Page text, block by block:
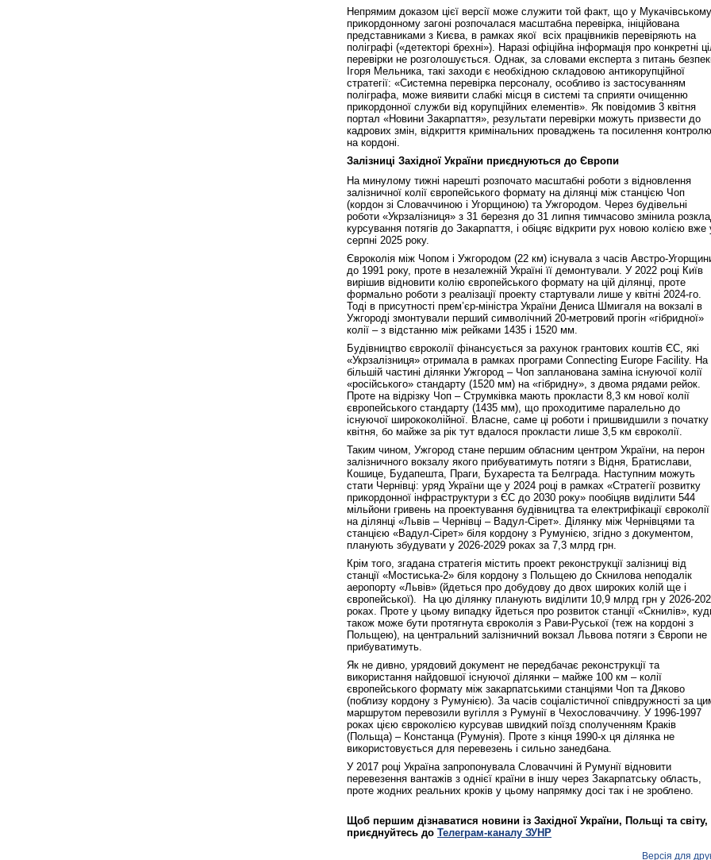
Непрямим доказом цієї версії може служити той факт, що у Мукачівському
прикордонному загоні розпочалася масштабна перевірка, ініційована
представниками з Києва, в рамках якої всіх працівників перевіряють на
поліграфі («детекторі брехні»). Наразі офіційна інформація про конкретні
перевірки не розголошується. Однак, за словами експерта з питань
Ігоря Мельника, такі заходи є необхідною складовою антикорупційної
стратегії: «Системна перевірка персоналу, особливо із застосуванням
поліграфа, може виявити слабкі місця в системі та сприяти очищенню
прикордонної служби від корупційних елементів». Як повідомив 3 квітня
портал «Новини Закарпаття», результати перевірки можуть призвести до
кадрових змін, відкриття кримінальних проваджень та посилення контролю
на кордоні.
Залізниці Західної України приєднуються до Європи
На минулому тижні нарешті розпочато масштабні роботи з відновлення
залізничної колії європейського формату на ділянці між станцією Чоп
(кордон зі Словаччиною і Угорщиною) та Ужгородом. Через будівельні
роботи «Укрзалізниця» з 31 березня до 31 липня тимчасово змінила
курсування потягів до Закарпаття, і обіцяє відкрити рух новою колією вже
серпні 2025 року.
Євроколія між Чопом і Ужгородом (22 км) існувала з часів Австро-
до 1991 року, проте в незалежній Україні її демонтували. У 2022 році Київ
вирішив відновити колію європейського формату на цій ділянці, проте
формально роботи з реалізації проекту стартували лише у квітні 2024-го.
Тоді в присутності прем’єр-міністра України Дениса Шмигаля на вокзалі в
Ужгороді змонтували перший символічний 20-метровий прогін «гібридної»
колії – з відстанню між рейками 1435 і 1520 мм.
Будівництво євроколії фінансується за рахунок грантових коштів ЄС, які
«Укрзалізниця» отримала в рамках програми Connecting Europe Facility. На
більшій частині ділянки Ужгород – Чоп запланована заміна існуючої колії
«російського» стандарту (1520 мм) на «гібридну», з двома рядами рейок.
Проте на відрізку Чоп – Струмківка мають прокласти 8,3 км нової колії
європейського стандарту (1435 мм), що проходитиме паралельно до
існуючої ширококолійної. Власне, саме ці роботи і пришвидшили з початку
квітня, бо майже за рік тут вдалося прокласти лише 3,5 км євроколії.
Таким чином, Ужгород стане першим обласним центром України, на перон
залізничного вокзалу якого прибуватимуть потяги з Відня, Братислави,
Кошице, Будапешта, Праги, Бухареста та Белграда. Наступним можуть
стати Чернівці: уряд України ще у 2024 році в рамках «Стратегії розвитку
прикордонної інфраструктури з ЄС до 2030 року» пообіцяв виділити 544
мільйони гривень на проектування будівництва та електрифікації євроколії
на ділянці «Львів – Чернівці – Вадул-Сірет». Ділянку між Чернівцями та
станцією «Вадул-Сірет» біля кордону з Румунією, згідно з документом,
планують збудувати у 2026-2029 роках за 7,3 млрд грн.
Крім того, згадана стратегія містить проект реконструкції залізниці від
станції «Мостиська-2» біля кордону з Польщею до Скнилова неподалік
аеропорту «Львів» (йдеться про добудову до двох широких колій ще і
європейської). На цю ділянку планують виділити 10,9 млрд грн у 2026-
роках. Проте у цьому випадку йдеться про розвиток станції «Скнилів»,
також може бути протягнута євроколія з Рави-Руської (теж на кордоні з
Польщею), на центральний залізничний вокзал Львова потяги з Європи не
прибуватимуть.
Як не дивно, урядовий документ не передбачає реконструкції та
використання найдовшої існуючої ділянки – майже 100 км – колії
європейського формату між закарпатськими станціями Чоп та Дяково
(поблизу кордону з Румунією). За часів соціалістичної співдружності за
маршрутом перевозили вугілля з Румунії в Чехословаччину. У 1996-1997
роках цією євроколією курсував швидкий поїзд сполученням Краків
(Польща) – Констанца (Румунія). Проте з кінця 1990-х ця ділянка не
використовується для перевезень і сильно занедбана.
У 2017 році Україна запропонувала Словаччині й Румунії відновити
перевезення вантажів з однієї країни в іншу через Закарпатську область,
проте жодних реальних кроків у цьому напрямку досі так і не зроблено.
Щоб першим дізнаватися новини із Західної України, Польщі та світу,
приєднуйтесь до Телеграм-каналу ЗУНР
Версія для